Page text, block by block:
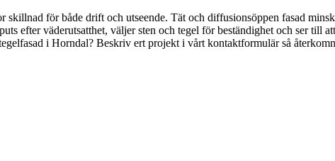
skillnad för både drift och utseende. Tät och diffusionsöppen fasad
efter väderutsatthet, väljer sten och tegel för beständighet och ser
i Horndal? Beskriv ert projekt i vårt kontaktformulär så